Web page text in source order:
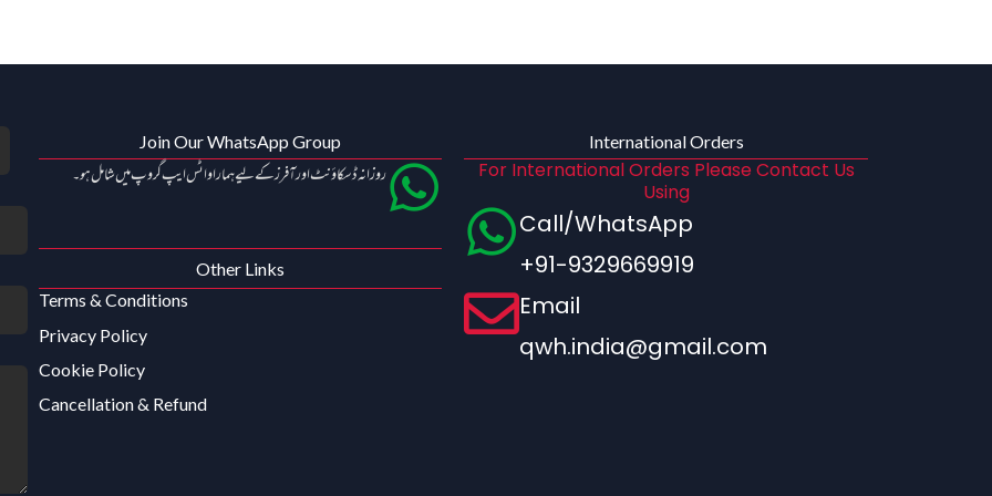
Join Our WhatsApp Group
روزانہ ڈسکاؤنٹ اور آفرز کے لیے ہمارا واٹس ایپ گروپ میں شامل ہو۔
Other Links
Terms & Conditions
Privacy Policy
Cookie Policy
Cancellation & Refund
International Orders
For International Orders Please Contact Us
Using
Call/WhatsApp
+91-9329669919
Email
qwh.india@gmail.com